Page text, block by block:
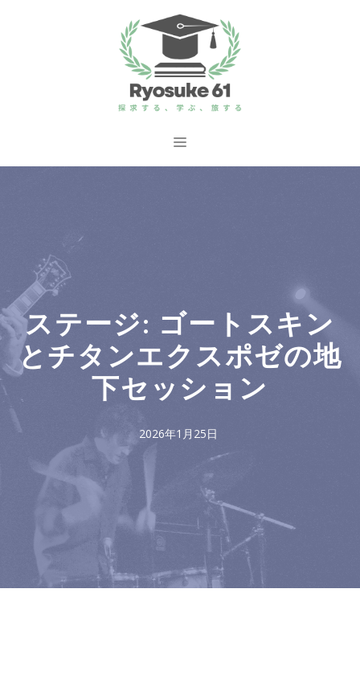
ス
メ
ステージ: ゴートスキン
とチタンエクスポゼの地
下セッション
2026年1月25日